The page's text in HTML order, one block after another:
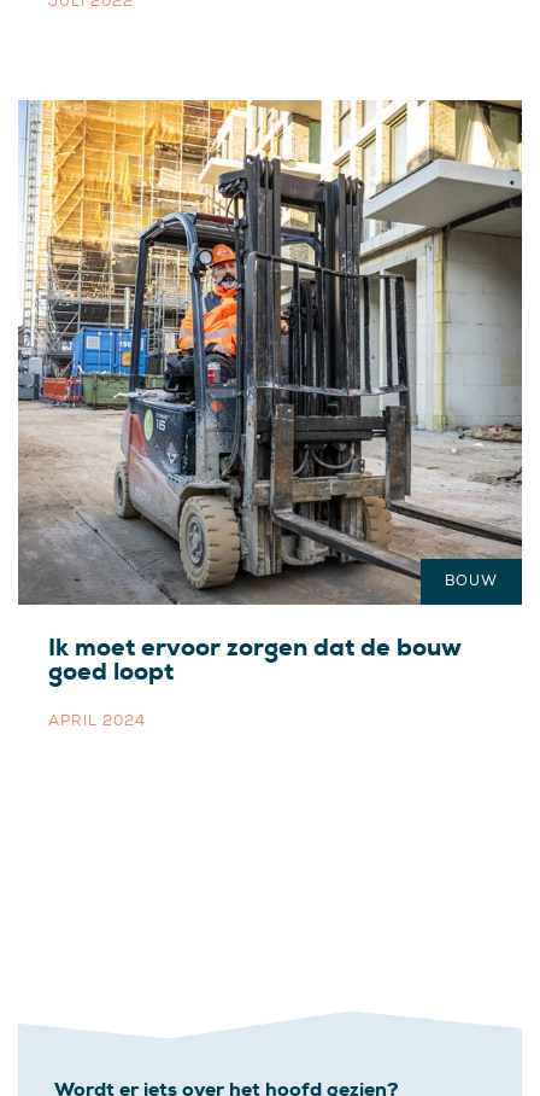
Ik moet ervoor zorgen dat de bouw
goed loopt
APRIL 2024
BOUW
Wordt er iets over het hoofd gezien?